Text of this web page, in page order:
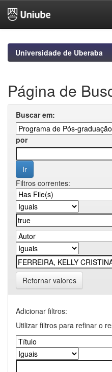
navigationUniversidade de Uberaba
Página de
Buscar em:
por
Filtros correntes:
Retornar valores
Adicionar filtros:
Utilizar filtros para refinar o